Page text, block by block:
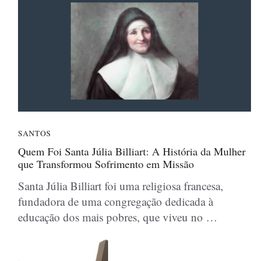
SANTOS
Quem Foi Santa Júlia Billiart: A História da Mulher
que Transformou Sofrimento em Missão
Santa Júlia Billiart foi uma religiosa francesa,
fundadora de uma congregação dedicada à
educação dos mais pobres, que viveu no …